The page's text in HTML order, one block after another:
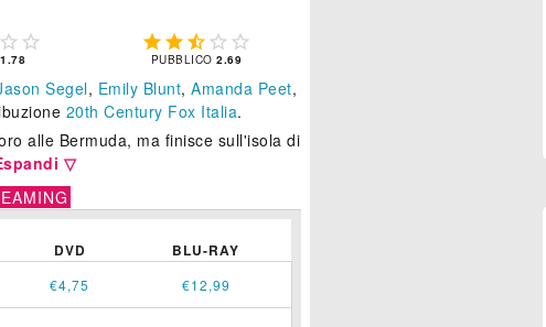
 
1.78
    
PUBBLICO2.69
Segel, Emily Blunt, Amanda Peet,
20th Century Fox Italia.
alle Bermuda, ma finisce sull'isola di
▽
DVD BLU-RAY
€4,75 €12,99